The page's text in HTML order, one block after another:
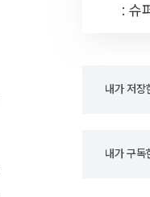
: 슈
내가 저장
내가 구독